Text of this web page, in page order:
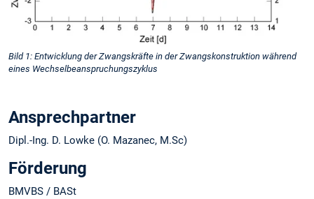
Bild 1: Entwicklung der Zwangskräfte in der Zwangskonstruktion während
eines Wechselbeanspruchungszyklus
Ansprechpartner
Dipl.-Ing. D. Lowke (O. Mazanec, M.Sc)
Förderung
BMVBS / BASt